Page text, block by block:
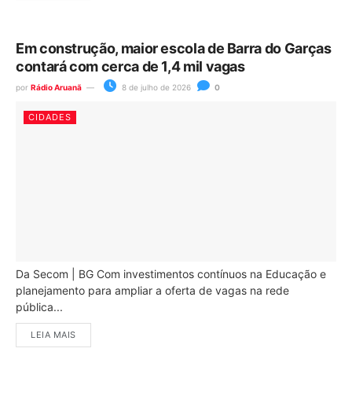
Em construção, maior escola de Barra do Garças
contará com cerca de 1,4 mil vagas
por Rádio Aruanã 8 de julho de 2026 0
CIDADES
Da Secom | BG Com investimentos contínuos na Educação e
planejamento para ampliar a oferta de vagas na rede
pública...
LEIA MAIS